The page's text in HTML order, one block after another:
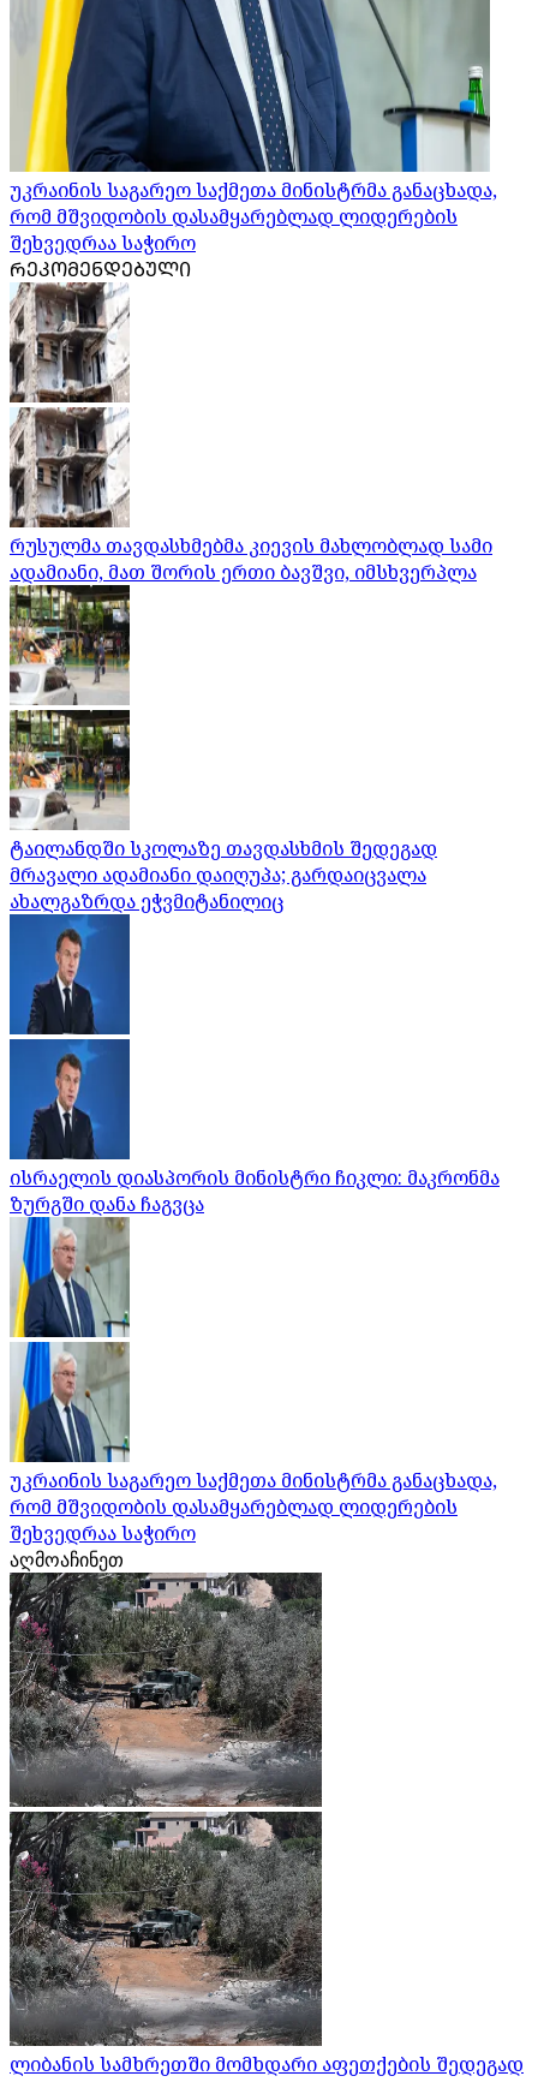
უკრაინის საგარეო საქმეთა მინისტრმა განაცხადა,
რომ მშვიდობის დასამყარებლად ლიდერების
შეხვედრაა საჭირო
ᲠᲔᲙᲝᲛᲔᲜᲓᲔᲑᲣᲚᲘ
რუსულმა თავდასხმებმა კიევის მახლობლად სამი
ადამიანი, მათ შორის ერთი ბავშვი, იმსხვერპლა
ტაილანდში სკოლაზე თავდასხმის შედეგად
მრავალი ადამიანი დაიღუპა; გარდაიცვალა
ახალგაზრდა ეჭვმიტანილიც
ისრაელის დიასპორის მინისტრი ჩიკლი: მაკრონმა
ზურგში დანა ჩაგვცა
უკრაინის საგარეო საქმეთა მინისტრმა განაცხადა,
რომ მშვიდობის დასამყარებლად ლიდერების
შეხვედრაა საჭირო
აღმოაჩინეთ
ლიბანის სამხრეთში მომხდარი აფეთქების შედეგად